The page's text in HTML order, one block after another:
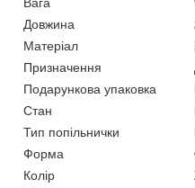
Довжина
Матеріал
Призначення
Подарункова упаковка
Стан
Тип попільнички
Форма
Колір